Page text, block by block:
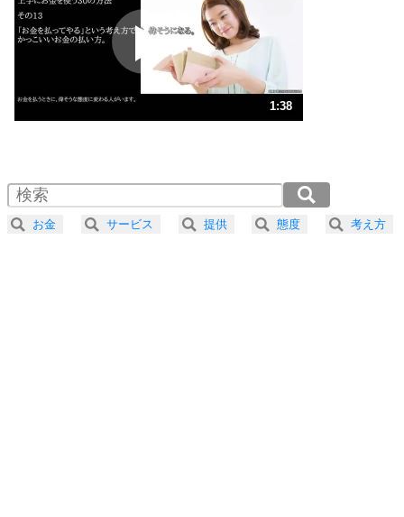
ポジティブになれない原因は、行動しないから。
ポジティブ思考になる30の方法
ストレス対策
人生、なんとかなるもの。
気楽に生きる30の方法
4 器の大きい人は、怒りを優しさで表現する。
1:38
2.0倍速 （192KB 49秒）
2.5倍速 （154KB 39秒）
3.0倍速 （129KB 32秒）
お金 サービス 提供 態度 考え方